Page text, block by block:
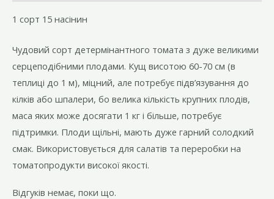
1 сорт 15 насінин
Чудовий сорт детермінантного томата з дуже великими
серцеподібними плодами. Кущ висотою 60-70 см (в
теплиці до 1 м), міцний, але потребує підв’язування до
кілків або шпалери, бо велика кількість крупних плодів,
маса яких може досягати 1 кг і більше, потребує
підтримки. Плоди щільні, мають дуже гарний солодкий
смак. Використовується для салатів та переробки на
томатопродукти високої якості.
Відгуків немає, поки що.